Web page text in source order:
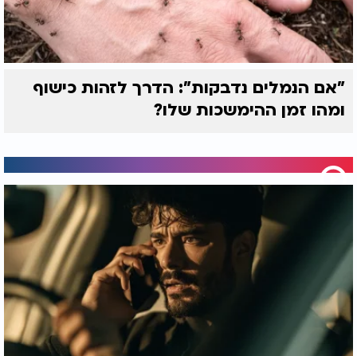
"אם הנמלים נדבקות": הדרך לזהות כישוף
ומהו זמן ההימשכות שלו?